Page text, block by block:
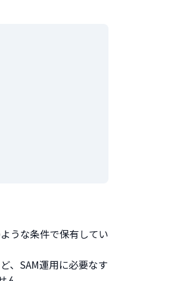
うな条件で保有してい
、SAM運用に必要なす